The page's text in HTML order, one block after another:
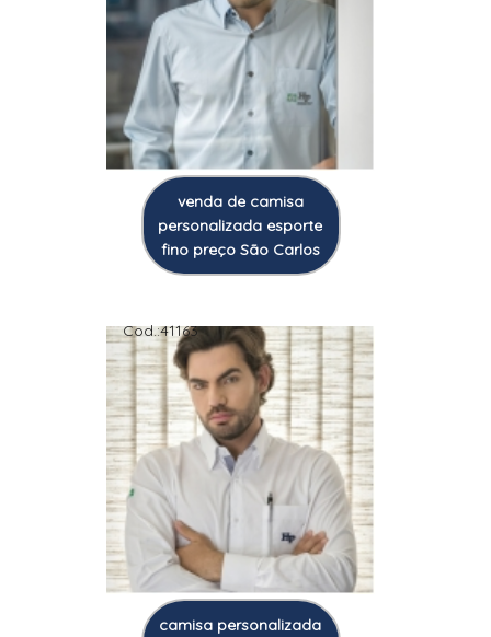
venda de camisa
personalizada esporte
fino preço São Carlos
Cod.:41163
camisa personalizada